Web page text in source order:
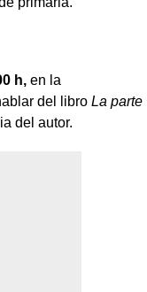
h, en la
del libro La parte
del autor.